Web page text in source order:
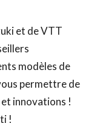
et de VTT
modèles de
permettre de
innovations !
!